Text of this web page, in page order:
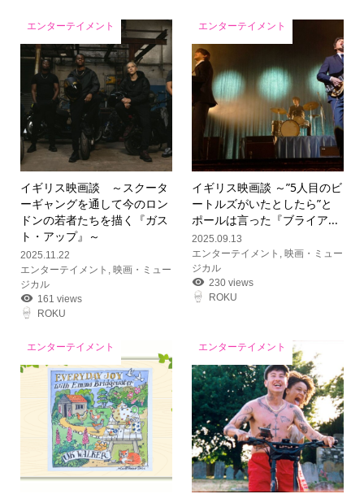
エンターテイメント
イギリス映画談 ～スクータ
ーギャングを通して今のロン
ドンの若者たちを描く『ガス
ト・アップ』～
2025.11.22
エンターテイメント , 映画・ミュー
ジカル
161 views
ROKU
エンターテイメント
イギリス映画談 ～”5人目のビ
ートルズがいたとしたら”と
ポールは言った『ブライア...
2025.09.13
エンターテイメント , 映画・ミュー
ジカル
230 views
ROKU
エンターテイメント エンターテイメント